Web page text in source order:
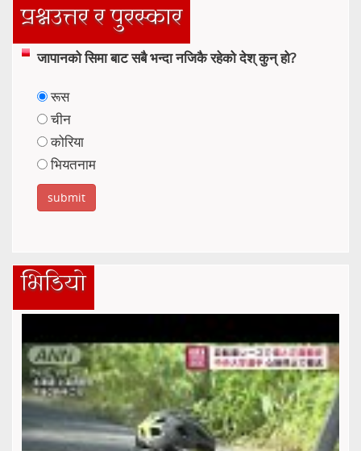
प्रश्नउत्तर र पुरस्कार
जापानको सिमा बाट सबै भन्दा नजिकै रहेको देश् कुन् हो?
रूस
चीन
कोरिया
भियतनाम
भिडियो